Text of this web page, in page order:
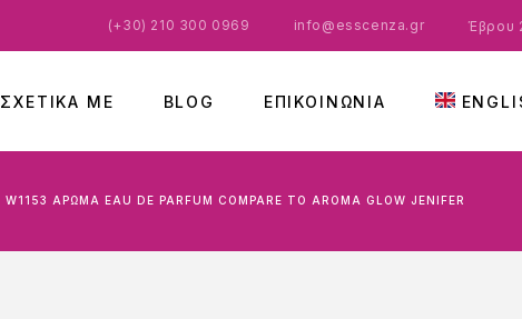
(+30) 210 300 0969 info@esscenza.gr Έβρου
ΣΧΕΤΙΚΑ ΜΕ BLOG ΕΠΙΚΟΙΝΩΝΊΑ
W1153 ΆΡΩΜΑ EAU DE PARFUM COMPARE TO AROMA GLOW JENIFER